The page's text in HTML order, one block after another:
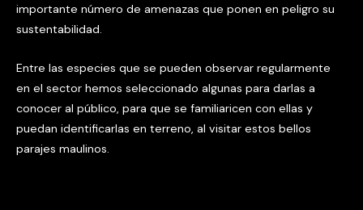
importante número de amenazas que ponen en peligro su
sustentabilidad.
Entre las especies que se pueden observar regularmente
en el sector hemos seleccionado algunas para darlas a
conocer al público, para que se familiaricen con ellas y
puedan identificarlas en terreno, al visitar estos bellos
parajes maulinos.